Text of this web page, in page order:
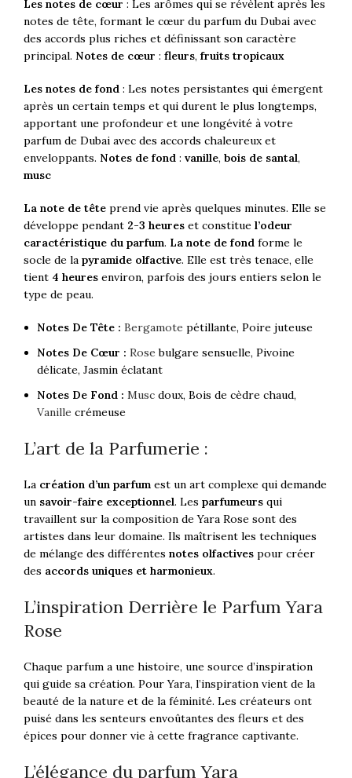
Les notes de cœur : Les arômes qui se révèlent après les
notes de tête, formant le cœur du parfum du Dubai avec
des accords plus riches et définissant son caractère
principal. Notes de cœur : fleurs, fruits tropicaux
Les notes de fond : Les notes persistantes qui émergent
après un certain temps et qui durent le plus longtemps,
apportant une profondeur et une longévité à votre
parfum de Dubai avec des accords chaleureux et
enveloppants. Notes de fond : vanille, bois de santal,
musc
La note de tête prend vie après quelques minutes. Elle se
développe pendant 2-3 heures et constitue l’odeur
caractéristique du parfum. La note de fond forme le
socle de la pyramide olfactive. Elle est très tenace, elle
tient 4 heures environ, parfois des jours entiers selon le
type de peau.
Notes De Tête : Bergamote pétillante, Poire juteuse
Notes De Cœur : Rose bulgare sensuelle, Pivoine
délicate, Jasmin éclatant
Notes De Fond : Musc doux, Bois de cèdre chaud,
Vanille crémeuse
L’art de la Parfumerie :
La création d’un parfum est un art complexe qui demande
un savoir-faire exceptionnel. Les parfumeurs qui
travaillent sur la composition de Yara Rose sont des
artistes dans leur domaine. Ils maîtrisent les techniques
de mélange des différentes notes olfactives pour créer
des accords uniques et harmonieux.
L’inspiration Derrière le Parfum Yara
Rose
Chaque parfum a une histoire, une source d’inspiration
qui guide sa création. Pour Yara, l’inspiration vient de la
beauté de la nature et de la féminité. Les créateurs ont
puisé dans les senteurs envoûtantes des fleurs et des
épices pour donner vie à cette fragrance captivante.
L’élégance du parfum Yara